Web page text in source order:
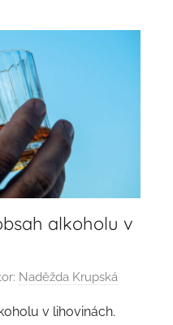
alkoholu v
Naděžda Krupská
v lihovinách.